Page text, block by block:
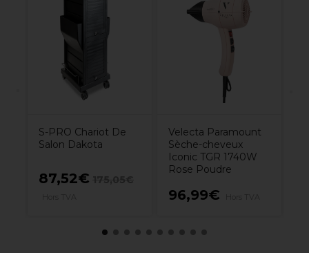
S-PRO Chariot De
Salon Dakota
87,52€
Velecta Paramount
Sèche-cheveux
Iconic TGR 1740W
Rose Poudre
96,99€